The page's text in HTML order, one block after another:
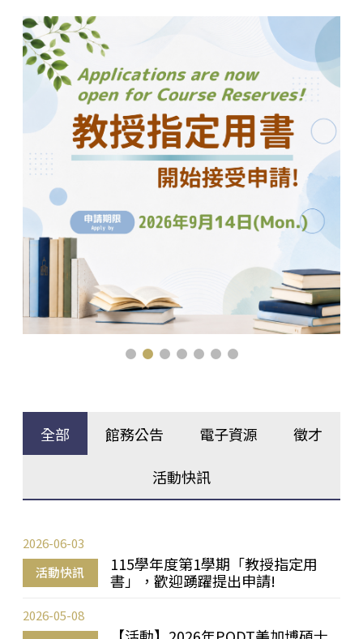
全部 館務公告 電子資源 徵才
活動快訊
活動快訊
115學年度第1學期「教授指定用
書」，歡迎踴躍提出申請!
2026-06-03
2026-05-08